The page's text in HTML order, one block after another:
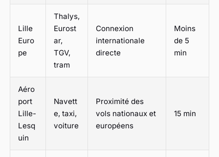
Lille
Euro
pe
Thalys,
Eurost
ar,
TGV,
tram
Connexion
internationale
directe
Moins
de 5
min
Aéro
port
Lille-
Lesq
uin
Navett
e, taxi,
voiture
Proximité des
vols nationaux et
européens
15 min